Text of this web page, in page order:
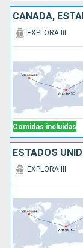
Comidas incluidas
EXPLORA III
EXPLORA III